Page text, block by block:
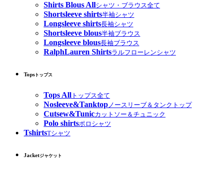
Shirts Blous Allシャツ・ブラウス全て
Shortsleeve shirts半袖シャツ
Longsleeve shirts長袖シャツ
Shortsleeve blous半袖ブラウス
Longsleeve blous長袖ブラウス
RalphLauren Shirtsラルフローレンシャツ
Tops トップス
Tops All トップス全て
Nosleeve&Tanktopノースリーブ＆タンクトップ
Cutsew&Tunicカットソー＆チュニック
Polo shirtsポロシャツ
TshirtsTシャツ
Jacketジャケット